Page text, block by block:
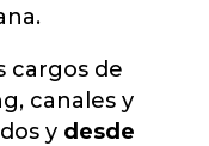
cargos de
canales y
y desde